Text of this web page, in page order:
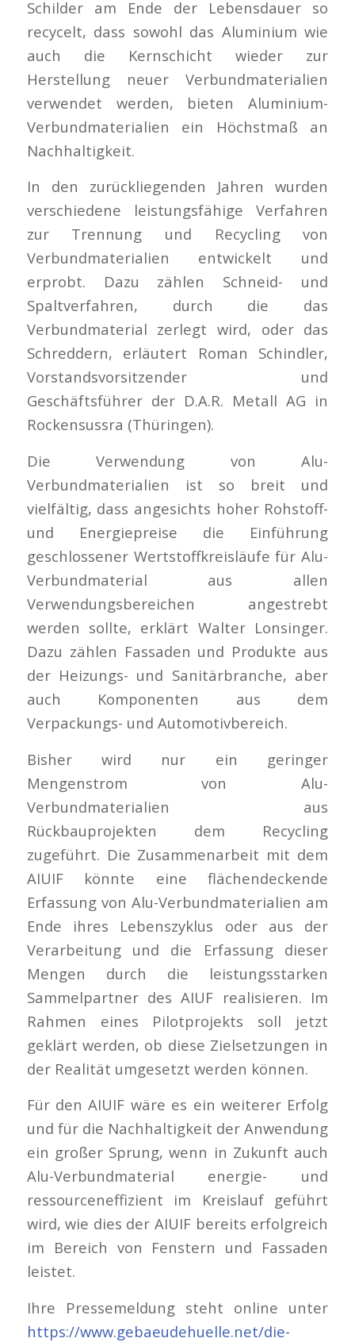
Schilder am Ende der Lebensdauer so
recycelt, dass sowohl das Aluminium wie
auch die Kernschicht wieder zur
Herstellung neuer Verbundmaterialien
verwendet werden, bieten Aluminium-
Verbundmaterialien ein Höchstmaß an
Nachhaltigkeit.
In den zurückliegenden Jahren wurden
verschiedene leistungsfähige Verfahren
zur Trennung und Recycling von
Verbundmaterialien entwickelt und
erprobt. Dazu zählen Schneid- und
Spaltverfahren, durch die das
Verbundmaterial zerlegt wird, oder das
Schreddern, erläutert Roman Schindler,
Vorstandsvorsitzender und
Geschäftsführer der D.A.R. Metall AG in
Rockensussra (Thüringen).
Die Verwendung von Alu-
Verbundmaterialien ist so breit und
vielfältig, dass angesichts hoher Rohstoff-
und Energiepreise die Einführung
geschlossener Wertstoffkreisläufe für Alu-
Verbundmaterial aus allen
Verwendungsbereichen angestrebt
werden sollte, erklärt Walter Lonsinger.
Dazu zählen Fassaden und Produkte aus
der Heizungs- und Sanitärbranche, aber
auch Komponenten aus dem
Verpackungs- und Automotivbereich.
Bisher wird nur ein geringer
Mengenstrom von Alu-
Verbundmaterialien aus
Rückbauprojekten dem Recycling
zugeführt. Die Zusammenarbeit mit dem
AIUIF könnte eine flächendeckende
Erfassung von Alu-Verbundmaterialien am
Ende ihres Lebenszyklus oder aus der
Verarbeitung und die Erfassung dieser
Mengen durch die leistungsstarken
Sammelpartner des AIUF realisieren. Im
Rahmen eines Pilotprojekts soll jetzt
geklärt werden, ob diese Zielsetzungen in
der Realität umgesetzt werden können.
Für den AIUIF wäre es ein weiterer Erfolg
und für die Nachhaltigkeit der Anwendung
ein großer Sprung, wenn in Zukunft auch
Alu-Verbundmaterial energie- und
ressourceneffizient im Kreislauf geführt
wird, wie dies der AIUIF bereits erfolgreich
im Bereich von Fenstern und Fassaden
leistet.
Ihre Pressemeldung steht online unter
https://www.gebaeudehuelle.net/die-